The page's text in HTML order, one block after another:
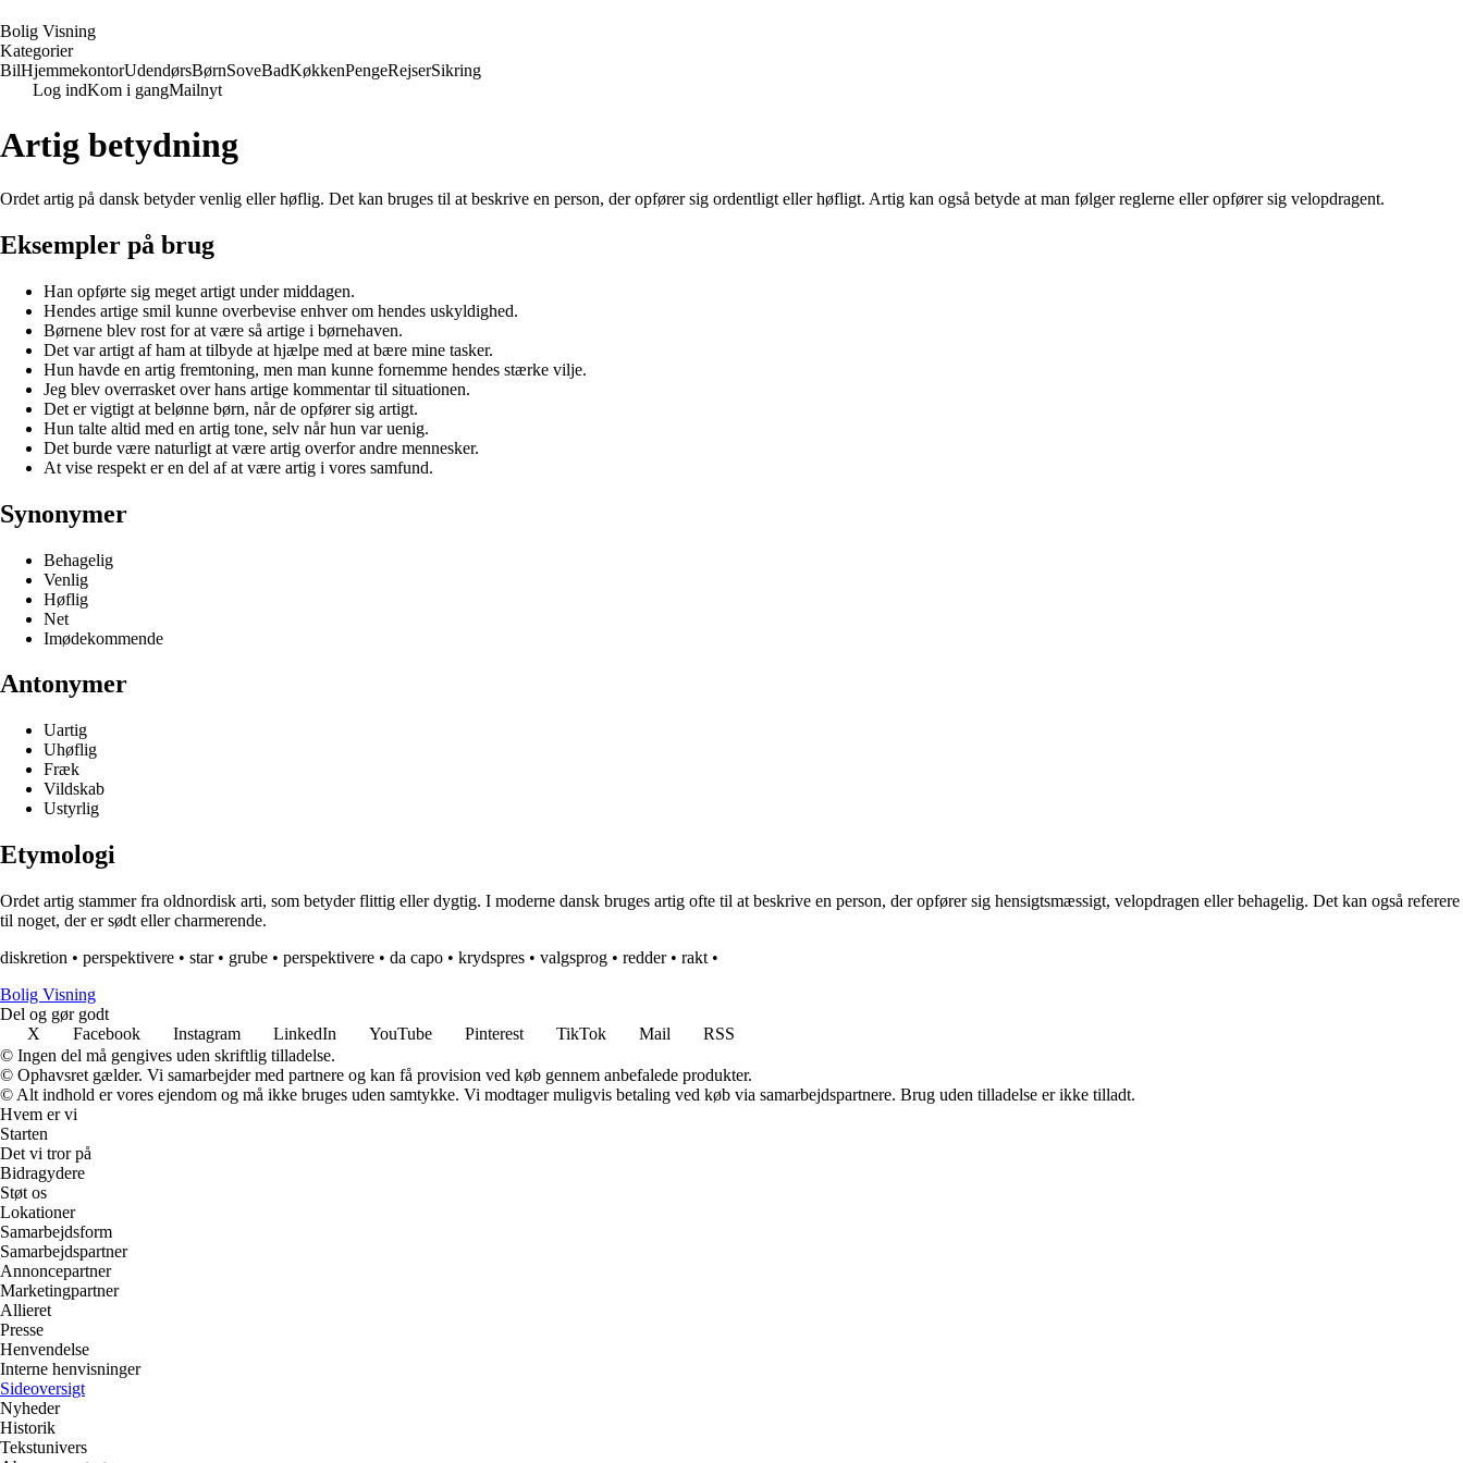
Bolig Visning
Kategorier
BilHjemmekontorUdendørsBørnSoveBadKøkkenPengeRejserSikring
Log indKom i gangMailnyt
Artig betydning
Ordet artig på dansk betyder venlig eller høflig. Det kan bruges til at beskrive en person, der opfører sig ordentligt eller høfligt. Artig kan også betyde at man følger reglerne eller opfører sig velopdragent.
Eksempler på brug
Han opførte sig meget artigt under middagen.
Hendes artige smil kunne overbevise enhver om hendes uskyldighed.
Børnene blev rost for at være så artige i børnehaven.
Det var artigt af ham at tilbyde at hjælpe med at bære mine tasker.
Hun havde en artig fremtoning, men man kunne fornemme hendes stærke vilje.
Jeg blev overrasket over hans artige kommentar til situationen.
Det er vigtigt at belønne børn, når de opfører sig artigt.
Hun talte altid med en artig tone, selv når hun var uenig.
Det burde være naturligt at være artig overfor andre mennesker.
At vise respekt er en del af at være artig i vores samfund.
Synonymer
Behagelig
Venlig
Høflig
Net
Imødekommende
Antonymer
Uartig
Uhøflig
Fræk
Vildskab
Ustyrlig
Etymologi
Ordet artig stammer fra oldnordisk arti, som betyder flittig eller dygtig. I moderne dansk bruges artig ofte til at beskrive en person, der opfører sig hensigtsmæssigt, velopdragen eller behagelig. Det kan også referere
til noget, der er sødt eller charmerende.
diskretion • perspektivere • star• grube • perspektivere • da capo • krydspres • valgsprog • redder• rakt •
Bolig Visning
Del og gør godt
X
Facebook Instagram LinkedIn YouTube Pinterest TikTok Mail
RSS
© Ingen del må gengives uden skriftlig tilladelse.
© Ophavsret gælder. Vi samarbejder med partnere og kan få provision ved køb gennem anbefalede produkter.
© Alt indhold er vores ejendom og må ikke bruges uden samtykke. Vi modtager muligvis betaling ved køb via samarbejdspartnere. Brug uden tilladelse er ikke tilladt.
Hvem er vi
Starten
Det vi tror på
Bidragydere
Støt os
Lokationer
Samarbejdsform
Samarbejdspartner
Annoncepartner
Marketingpartner
Allieret
Presse
Henvendelse
Interne henvisninger
Sideoversigt
Nyheder
Historik
Tekstunivers